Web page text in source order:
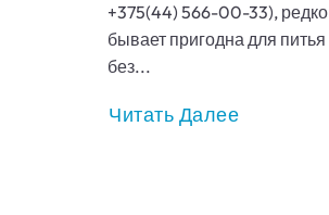
+375(44) 566-00-33), редко
бывает пригодна для питья
без...
Читать Далее